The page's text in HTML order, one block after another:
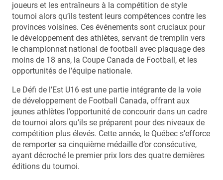
joueurs et les entraîneurs à la compétition de style
tournoi alors qu’ils testent leurs compétences contre les
provinces voisines. Ces événements sont cruciaux pour
le développement des athlètes, servant de tremplin vers
le championnat national de football avec plaquage des
moins de 18 ans, la Coupe Canada de Football, et les
opportunités de l’équipe nationale.
Le Défi de l’Est U16 est une partie intégrante de la voie
de développement de Football Canada, offrant aux
jeunes athlètes l’opportunité de concourir dans un cadre
de tournoi alors qu’ils se préparent pour des niveaux de
compétition plus élevés. Cette année, le Québec s’efforce
de remporter sa cinquième médaille d’or consécutive,
ayant décroché le premier prix lors des quatre dernières
éditions du tournoi.